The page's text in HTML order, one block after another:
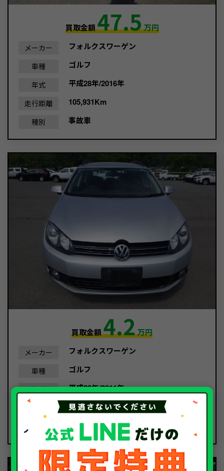
買取金額47.5万円
メーカー フォルクスワーゲン
車種 ゴルフ
年式 平成28年/2016年
走行距離 105,931Km
種別 事故車
買取金額4.2万円
メーカー フォルクスワーゲン
車種 ゴルフ
年式 平成23年/2011年
128,856Km
故障車